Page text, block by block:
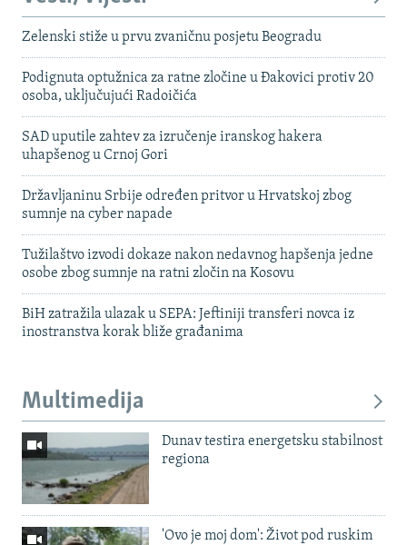
Zelenski stiže u prvu zvaničnu posjetu Beogradu
Podignuta optužnica za ratne zločine u Đakovici protiv 20
osoba, uključujući Radoičića
SAD uputile zahtev za izručenje iranskog hakera
uhapšenog u Crnoj Gori
Državljaninu Srbije određen pritvor u Hrvatskoj zbog
sumnje na cyber napade
Tužilaštvo izvodi dokaze nakon nedavnog hapšenja jedne
osobe zbog sumnje na ratni zločin na Kosovu
BiH zatražila ulazak u SEPA: Jeftiniji transferi novca iz
inostranstva korak bliže građanima
Multimedija
Dunav testira energetsku stabilnost
regiona
'Ovo je moj dom': Život pod ruskim